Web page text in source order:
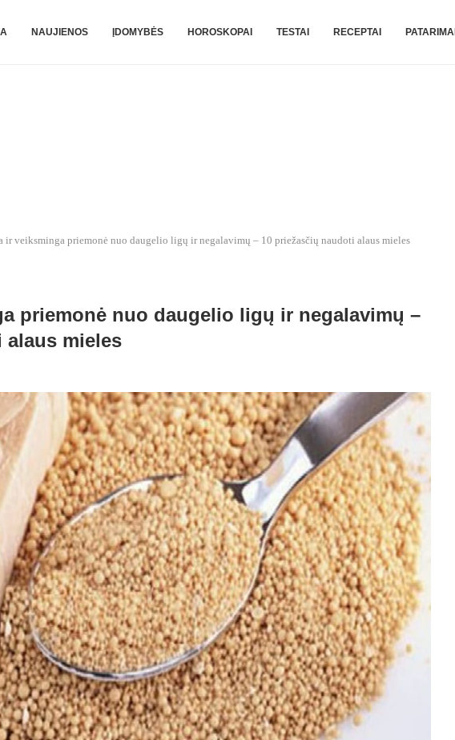
NAUJIENOS ĮDOMYBĖS HOROSKOPAI TESTAI RECEPTAI PATARIMAI
ir veiksminga priemonė nuo daugelio ligų ir negalavimų – 10 priežasčių naudoti alaus mieles
priemonė nuo daugelio ligų ir negalavimų –
alaus mieles